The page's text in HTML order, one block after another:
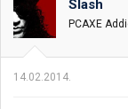
Slash
PCAXE
14.02.2014.